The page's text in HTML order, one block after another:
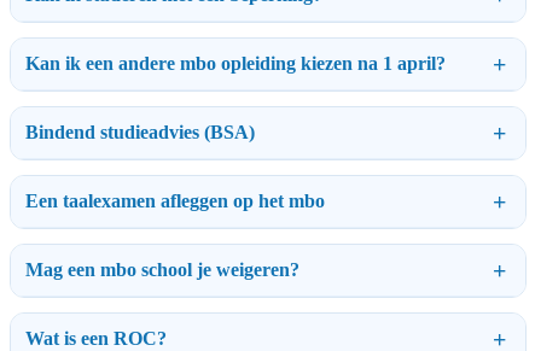
Kan ik een andere mbo opleiding kiezen na 1 april?
Bindend studieadvies (BSA)
Een taalexamen afleggen op het mbo
Mag een mbo school je weigeren?
Wat is een ROC?